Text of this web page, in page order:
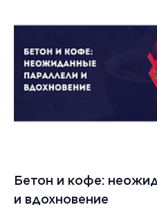
г.
Бетон и кофе:
и вдохновение